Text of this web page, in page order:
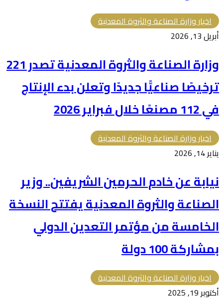
اخبار وزارة الصناعة والثروة المعدنية
أبريل 13, 2026
وزارة الصناعة والثروة المعدنية تصدر 221
ترخيصًا صناعيًّا جديدًا وتعلن بدء الإنتاج
في 112 مصنعًا خلال فبراير 2026
اخبار وزارة الصناعة والثروة المعدنية
يناير 14, 2026
نيابة عن خادم الحرمين الشريفين.. وزير
الصناعة والثروة المعدنية يفتتح النسخة
الخامسة من مؤتمر التعدين الدولي
بمشاركة 100 دولة
اخبار وزارة الصناعة والثروة المعدنية
أكتوبر 19, 2025